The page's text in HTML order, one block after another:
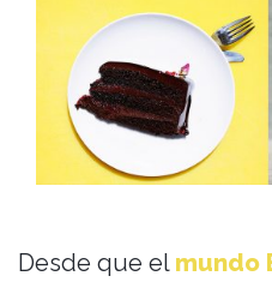
Desde que el mundo